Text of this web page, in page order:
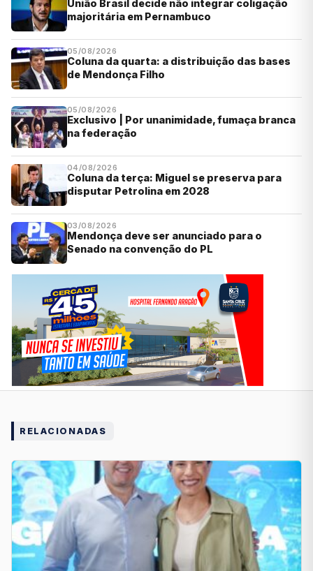
União Brasil decide não integrar coligação
majoritária em Pernambuco
05/08/2026
Coluna da quarta: a distribuição das bases
de Mendonça Filho
05/08/2026
Exclusivo | Por unanimidade, fumaça branca
na federação
04/08/2026
Coluna da terça: Miguel se preserva para
disputar Petrolina em 2028
03/08/2026
Mendonça deve ser anunciado para o
Senado na convenção do PL
RELACIONADAS